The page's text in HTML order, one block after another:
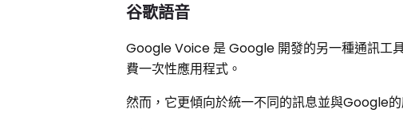
谷歌語音
Google Voice 是 Google 開發的另一種通訊工
費一次性應用程式。
然而，它更傾向於統一不同的訊息並與Google